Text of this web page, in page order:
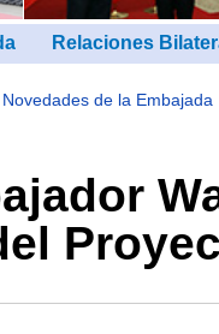
Relaciones
Novedades de la Embajada